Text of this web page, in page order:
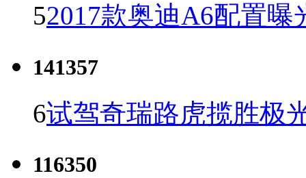
52017款奥迪A6配置曝
141357
6试驾奇瑞路虎揽胜极
116350